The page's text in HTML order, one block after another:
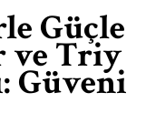
Güçle
ve Triy
Güveni